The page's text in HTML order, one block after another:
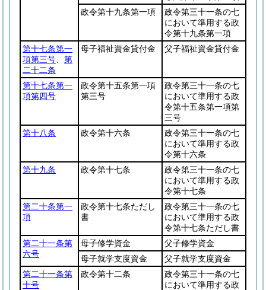
政令第十九条第一項
政令第三十一条の七
において準用する政
令第十九条第一項
第十七条第一
項第三号
第
二十二条
母子福祉資金貸付金 父子福祉資金貸付金
第十七条第一
項第四号
政令第十五条第一項
第三号
政令第三十一条の七
において準用する政
令第十五条第一項第
三号
第十八条
政令第十六条
政令第三十一条の七
において準用する政
令第十六条
第十九条
政令第十七条
政令第三十一条の七
において準用する政
令第十七条
第二十条第一
項
政令第十七条ただし
書
政令第三十一条の七
において準用する政
令第十七条ただし書
第二十一条第
六号
母子修学資金
父子修学資金
母子就学支度資金
父子就学支度資金
第二十一条第
十号
政令第十二条
政令第三十一条の七
において準用する政